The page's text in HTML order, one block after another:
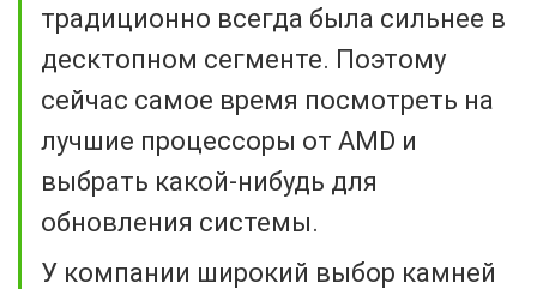
традиционно всегда была сильнее в
десктопном сегменте. Поэтому
сейчас самое время посмотреть на
лучшие процессоры от AMD и
выбрать какой-нибудь для
обновления системы.
У компании широкий выбор камней